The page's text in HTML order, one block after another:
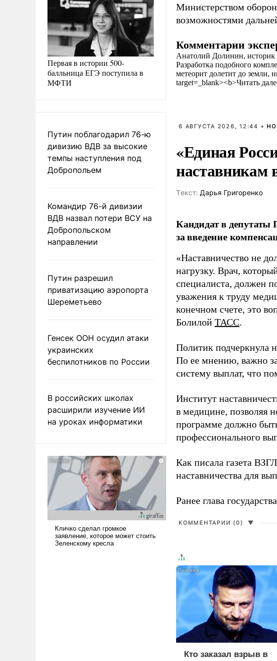
Первая в истории 500-
балльница ЕГЭ поступила в
МФТИ
Путин поблагодарил 76-ю
дивизию ВДВ за высокие
темпы наступления под
Добропольем
Командир 76-й дивизии
ВДВ назвал потери ВСУ на
Добропольском
направлении
Путин разрешил
приватизацию аэропорта
Шереметьево
Генсек ООН осудил атаки
украинских
беспилотников по России
В российских школах
расширили изучение ИИ
на уроках информатики
Министерством
возможностями
Комментарии
Анатолий Долинин, историк
Разработка подобного
метеорит долетит до земли,
target=_blank><b>Читать
6 АВГУСТА 2026, 12:44 •
«Единая
наставникам
Tекст: Дарья Григоренко
Кандидат в
за введение
«Наставничество не
нагрузку. Врач,
специалиста, должен
уважения к труду
конечном счете, это
Болилой ТАСС.
Политик подчеркнула
По ее мнению, важно
систему выплат, что
Институт
в медицине, позволяя
программе должно
профессионального
Как писала газета
наставничества для
Ранее глава государства
КОММЕНТАРИИ (0) ▼
Кто заказал взрыв в